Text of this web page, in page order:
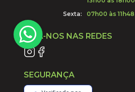
Sexta:
07h00 às 11h48
SIGA-NOS NAS REDES
SEGURANÇA